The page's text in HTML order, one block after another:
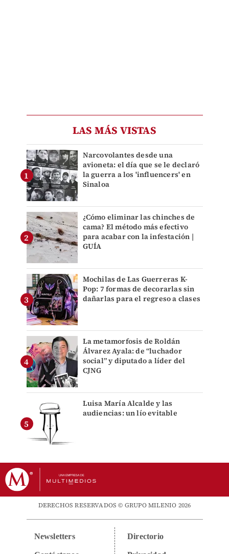
LAS MÁS VISTAS
Narcovolantes desde una
avioneta: el día que se le declaró
la guerra a los 'influencers' en
Sinaloa
¿Cómo eliminar las chinches de
cama? El método más efectivo
para acabar con la infestación |
GUÍA
Mochilas de Las Guerreras K-
Pop: 7 formas de decorarlas sin
dañarlas para el regreso a clases
La metamorfosis de Roldán
Álvarez Ayala: de “luchador
social” y diputado a líder del
CJNG
Luisa María Alcalde y las
audiencias: un lío evitable
DERECHOS RESERVADOS © GRUPO MILENIO 2026
Newsletters Directorio